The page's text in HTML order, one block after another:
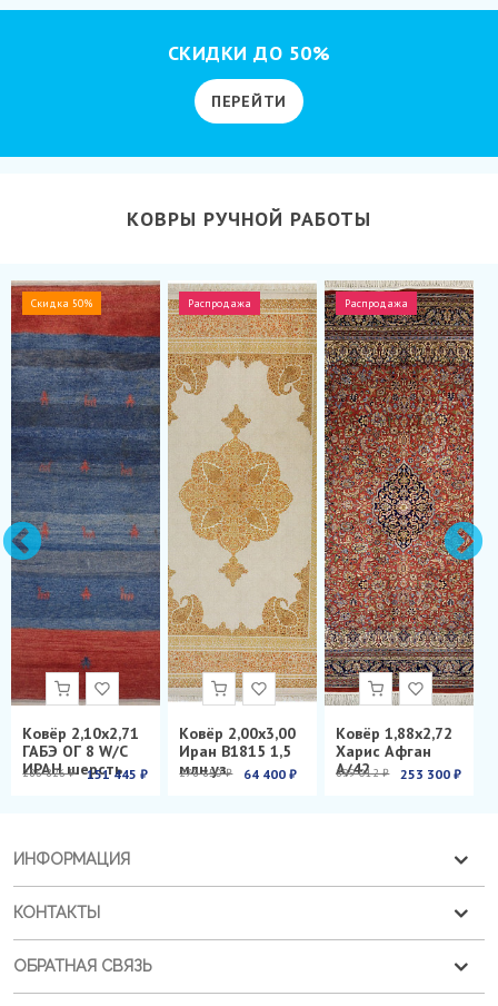
СКИДКИ ДО 50%
ПЕРЕЙТИ
КОВРЫ РУЧНОЙ РАБОТЫ
Скидка 50%
Ковёр 2,10х2,71
ГАБЭ ОГ 8 W/C
ИРАН шерсть
286 826 ₽ 151 445 ₽
Распродажа
Ковёр 2,00х3,00
Иран B1815 1,5
млн.уз.
278 850 ₽ 64 400 ₽
Распродажа
Ковёр 1,88х2,72
Харис Афган
А/42
899 012 ₽ 253 300 ₽
ИНФОРМАЦИЯ
КОНТАКТЫ
ОБРАТНАЯ СВЯЗЬ